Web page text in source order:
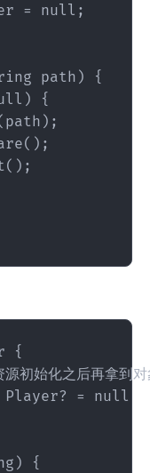
= null;
path) {
{
{
初始化之后再拿到
= null
{